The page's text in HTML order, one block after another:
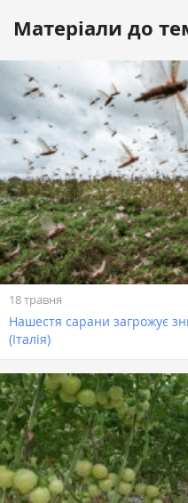
Матеріали до
18 травня
Нашестя сарани загрожує
(Італія)